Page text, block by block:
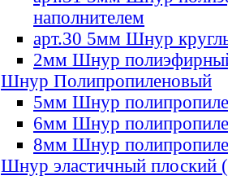
наполнителем
арт.30 5мм Шнур
2мм Шнур
Шнур Полипропиленовый
5мм Шнур
6мм Шнур
8мм Шнур
Шнур эластичный плоский